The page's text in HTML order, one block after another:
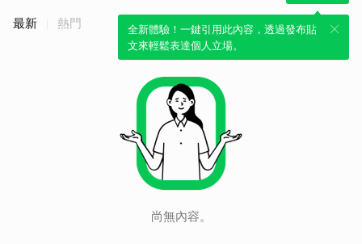
全新體驗！一鍵引用此內容，透過發布貼
文來輕鬆表達個人立場。
最新 熱門
尚無內容。